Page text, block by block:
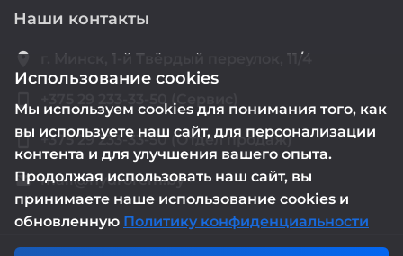
Наши контакты
location_on г. Минск, 1-й Твёрдый переулок, 11/4
smartphone +375 29 233-33-50 (Сервис)
smartphone +375 29 233-33-50 (Отдел продаж)
email mail@hydrorem.by
Использование cookies
Мы используем cookies для понимания того, как
вы используете наш сайт, для персонализации
контента и для улучшения вашего опыта.
Продолжая использовать наш сайт, вы
принимаете наше использование cookies и
обновленную Политику конфиденциальности